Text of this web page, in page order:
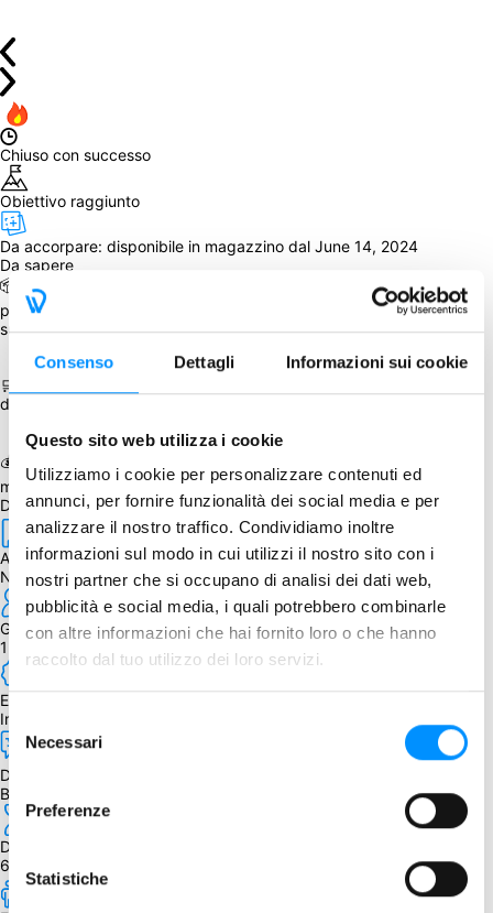
Consenso Dettagli Informazioni sui cookie
Questo sito web utilizza i cookie
Utilizziamo i cookie per personalizzare contenuti ed
annunci, per fornire funzionalità dei social media e per
analizzare il nostro traffico. Condividiamo inoltre
informazioni sul modo in cui utilizzi il nostro sito con i
nostri partner che si occupano di analisi dei dati web,
pubblicità e social media, i quali potrebbero combinarle
con altre informazioni che hai fornito loro o che hanno
raccolto dal tuo utilizzo dei loro servizi.
Selezione
del
consenso
Necessari
Preferenze
Statistiche
Chiuso con successo
Obiettivo raggiunto
Da accorpare: disponibile in magazzino dal June 14, 2024
Da sapere
📦 Il gioco sarà spedito assieme ad altro prodotto, acquistato
precedentemente, in questa occasione o partecipando a un GA
successivo, per il quale sia prevista la spedizione.
🛒 È possibile aggiungere Imperium: Legends e Imperium: Horizons
durante il processo d'acquisto.
💰 Ottieni l'1% di cashback in WeeCoin selezionando Stripe come
metodo di pagamento!
Dettagli
Autore
N. Buckle, D. Turczi
Giocatori
1 - 4
Edizione
Inglese
Dipendenza dalla lingua
Bassa
Durata
60 - 120 min.